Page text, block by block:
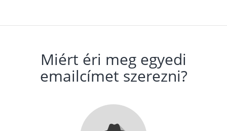
Miért éri meg egyedi
emailcímet szerezni?